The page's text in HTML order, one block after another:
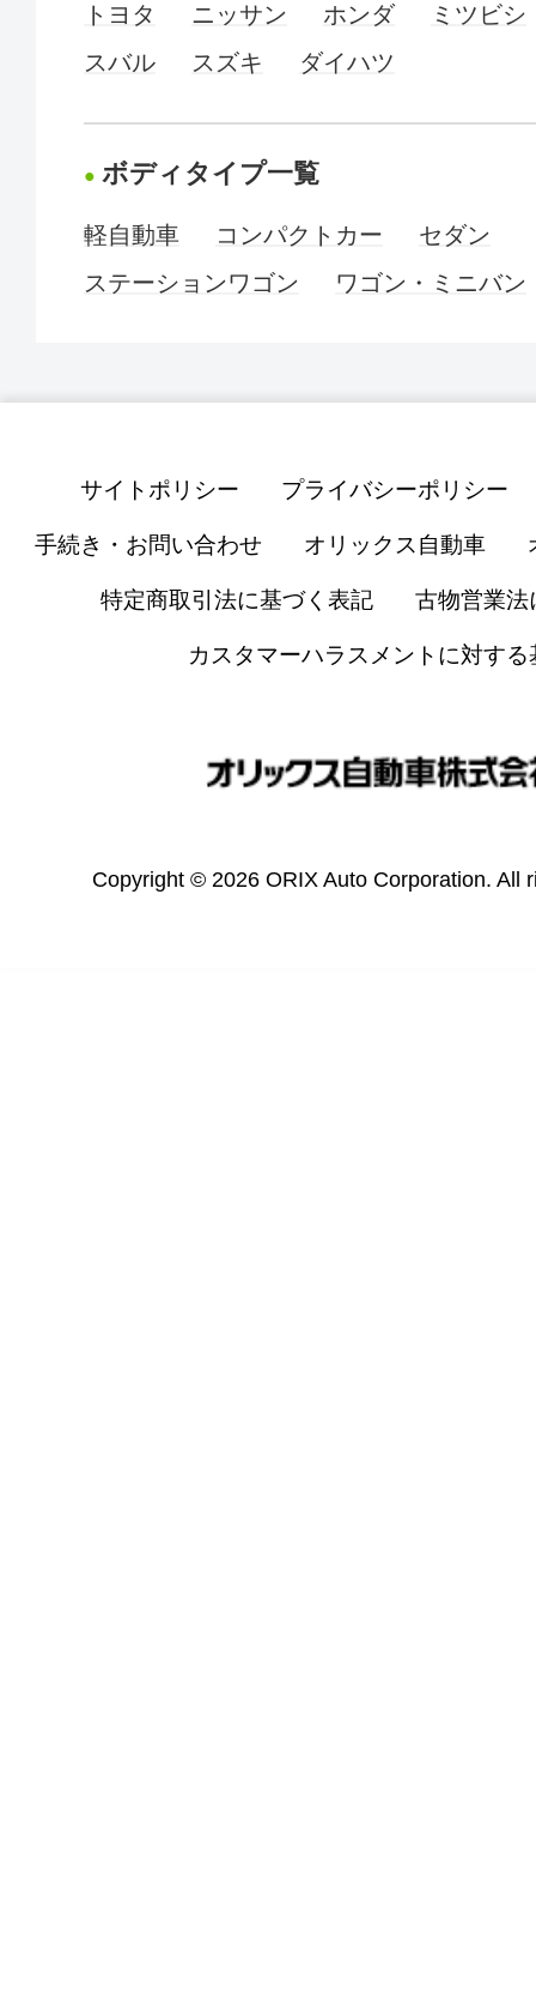
トヨタ ニッサン ホンダ
ミツビシ
スバル
スズキ ダイハツ
ボディタイプ一覧
軽自動車 コンパクトカー
セダン
ステーションワゴン
ワゴン・ミニバン
サイトポリシー プライバシーポリシー
手続き・お問い合わせ オリックス自動車
特定商取引法に基づく表記 古物営業法
カスタマーハラスメントに対する
Copyright © 2026 ORIX Auto Corporation. All